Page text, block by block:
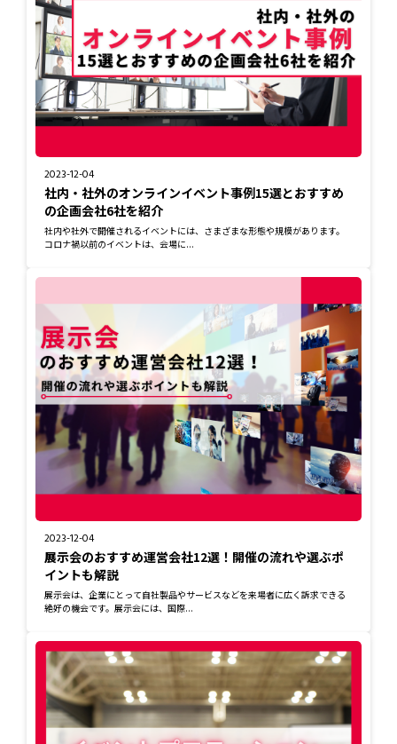
2023-12-04
社内・社外のオンラインイベント事例15選とおすすめ
の企画会社6社を紹介
社内や社外で開催されるイベントには、さまざまな形態や規模があります。
コロナ禍以前のイベントは、会場に...
2023-12-04
展示会のおすすめ運営会社12選！開催の流れや選ぶポ
イントも解説
展示会は、企業にとって自社製品やサービスなどを来場者に広く訴求できる
絶好の機会です。展示会には、国際...